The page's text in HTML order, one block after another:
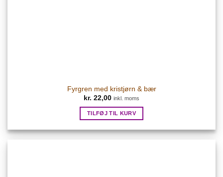
Fyrgren med kristjørn & bær
kr. 22,00 inkl. moms
TILFØJ TIL KURV